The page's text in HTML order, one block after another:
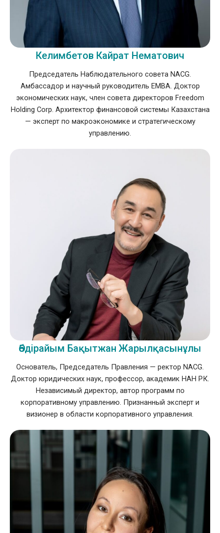
Келимбетов Кайрат Нематович
Председатель Наблюдательного совета NACG.
Амбассадор и научный руководитель EMBA. Доктор
экономических наук, член совета директоров Freedom
Holding Corp. Архитектор финансовой системы Казахстана
— эксперт по макроэкономике и стратегическому
управлению.
Әбдірайым Бақытжан Жарылқасынұлы
Основатель, Председатель Правления — ректор NACG.
Доктор юридических наук, профессор, академик НАН РК.
Независимый директор, автор программ по
корпоративному управлению. Признанный эксперт и
визионер в области корпоративного управления.